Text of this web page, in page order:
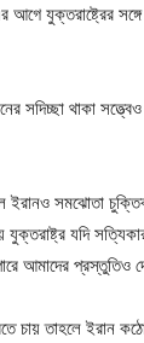
যুক্তরাষ্ট্রের
থাকা
ইরানও সমঝোতা
যদি
আমাদের প্রস্তুতিও
তাহলে ইরান